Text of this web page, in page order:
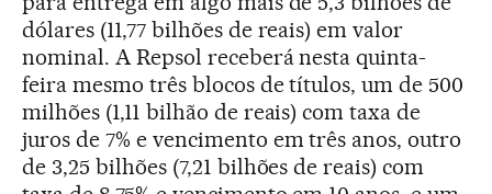
dólares (11,77 bilhões de reais) em valor
nominal. A Repsol receberá nesta quinta-
feira mesmo três blocos de títulos, um de 500
milhões (1,11 bilhão de reais) com taxa de
juros de 7% e vencimento em três anos, outro
de 3,25 bilhões (7,21 bilhões de reais) com